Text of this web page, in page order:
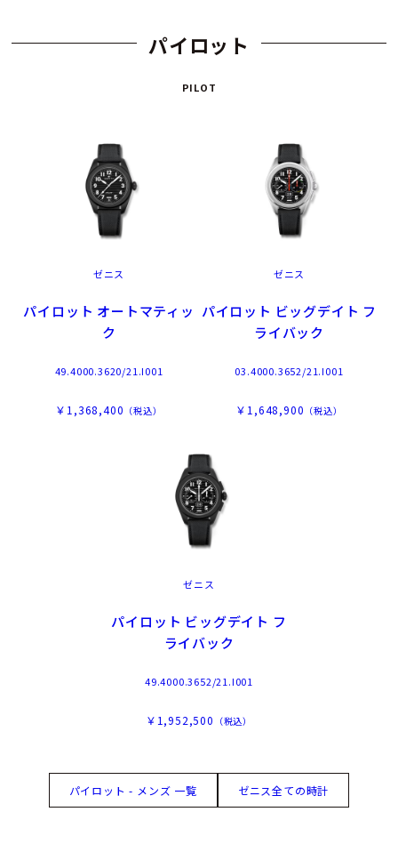
パイロット
PILOT
ゼニス
パイロット オートマティッ
ク
49.4000.3620/21.I001
￥1,368,400 （税込）
ゼニス
パイロット ビッグデイト フ
ライバック
03.4000.3652/21.I001
￥1,648,900 （税込）
ゼニス
パイロット ビッグデイト フ
ライバック
49.4000.3652/21.I001
￥1,952,500 （税込）
パイロット - メンズ 一覧 ゼニス全ての時計